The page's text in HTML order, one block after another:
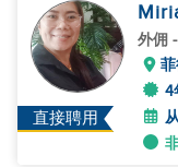
直接聘用
外佣
4